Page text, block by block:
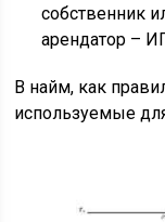
собственник
арендатор –
В найм, как
используемые